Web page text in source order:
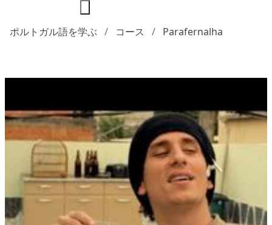
ポルトガル語を学ぶ コース Parafernalha